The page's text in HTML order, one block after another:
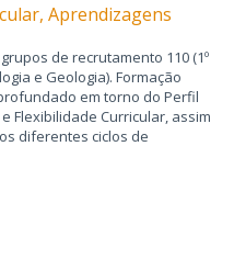
Aprendizagens
de recrutamento 110 (1º
e Geologia). Formação
em torno do Perfil
Flexibilidade Curricular, assim
diferentes ciclos de